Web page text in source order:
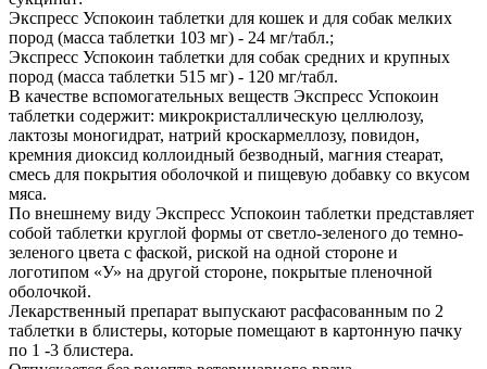
Экспресс Успокоин таблетки для кошек и для собак мелких
пород (масса таблетки 103 мг) - 24 мг/табл.;
Экспресс Успокоин таблетки для собак средних и крупных
пород (масса таблетки 515 мг) - 120 мг/табл.
В качестве вспомогательных веществ Экспресс Успокоин
таблетки содержит: микрокристаллическую целлюлозу,
лактозы моногидрат, натрий кроскармеллозу, повидон,
кремния диоксид коллоидный безводный, магния стеарат,
смесь для покрытия оболочкой и пищевую добавку со вкусом
мяса.
По внешнему виду Экспресс Успокоин таблетки представляет
собой таблетки круглой формы от светло-зеленого до темно-
зеленого цвета c фаской, риской на одной стороне и
логотипом «У» на другой стороне, покрытые пленочной
оболочкой.
Лекарственный препарат выпускают расфасованным по 2
таблетки в блистеры, которые помещают в картонную пачку
по 1 -3 блистера.